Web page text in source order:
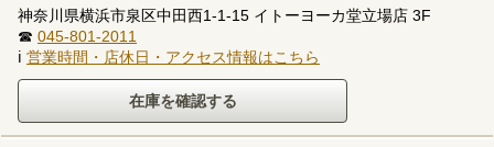
神奈川県横浜市泉区中田西1-1-15 イトーヨーカ堂立場店 3F
☎ 045-801-2011
ℹ 営業時間・店休日・アクセス情報はこちら